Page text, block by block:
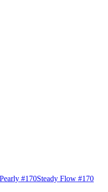
Pearly #170Steady Flow #170